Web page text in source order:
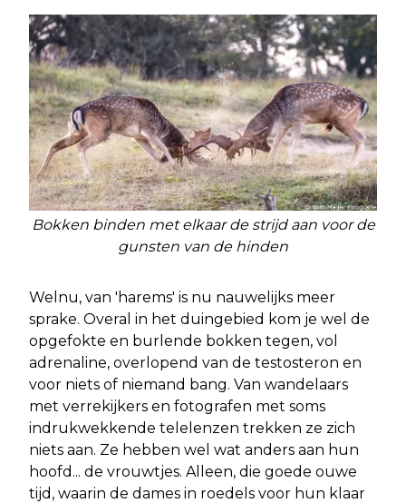
Bokken binden met elkaar de strijd aan voor de
gunsten van de hinden
Welnu, van 'harems' is nu nauwelijks meer
sprake. Overal in het duingebied kom je wel de
opgefokte en burlende bokken tegen, vol
adrenaline, overlopend van de testosteron en
voor niets of niemand bang. Van wandelaars
met verrekijkers en fotografen met soms
indrukwekkende telelenzen trekken ze zich
niets aan. Ze hebben wel wat anders aan hun
hoofd... de vrouwtjes. Alleen, die goede ouwe
tijd, waarin de dames in roedels voor hun klaar